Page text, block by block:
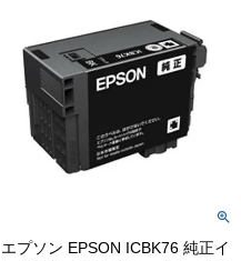
エプソン EPSON ICBK76 純正イ